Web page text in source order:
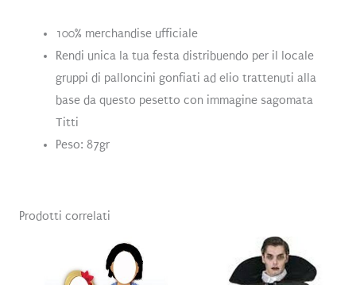
100% merchandise ufficiale
Rendi unica la tua festa distribuendo per il locale
gruppi di palloncini gonfiati ad elio trattenuti alla
base da questo pesetto con immagine sagomata
Titti
Peso: 87gr
Prodotti correlati